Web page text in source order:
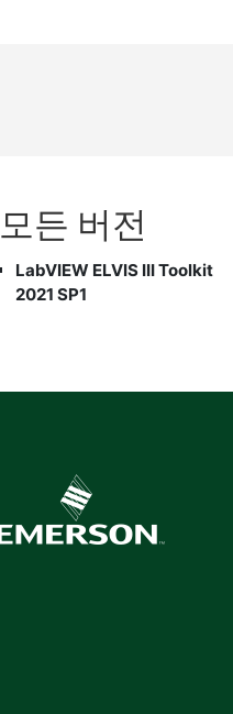
모든 버전
LabVIEW ELVIS III Toolkit
2021 SP1